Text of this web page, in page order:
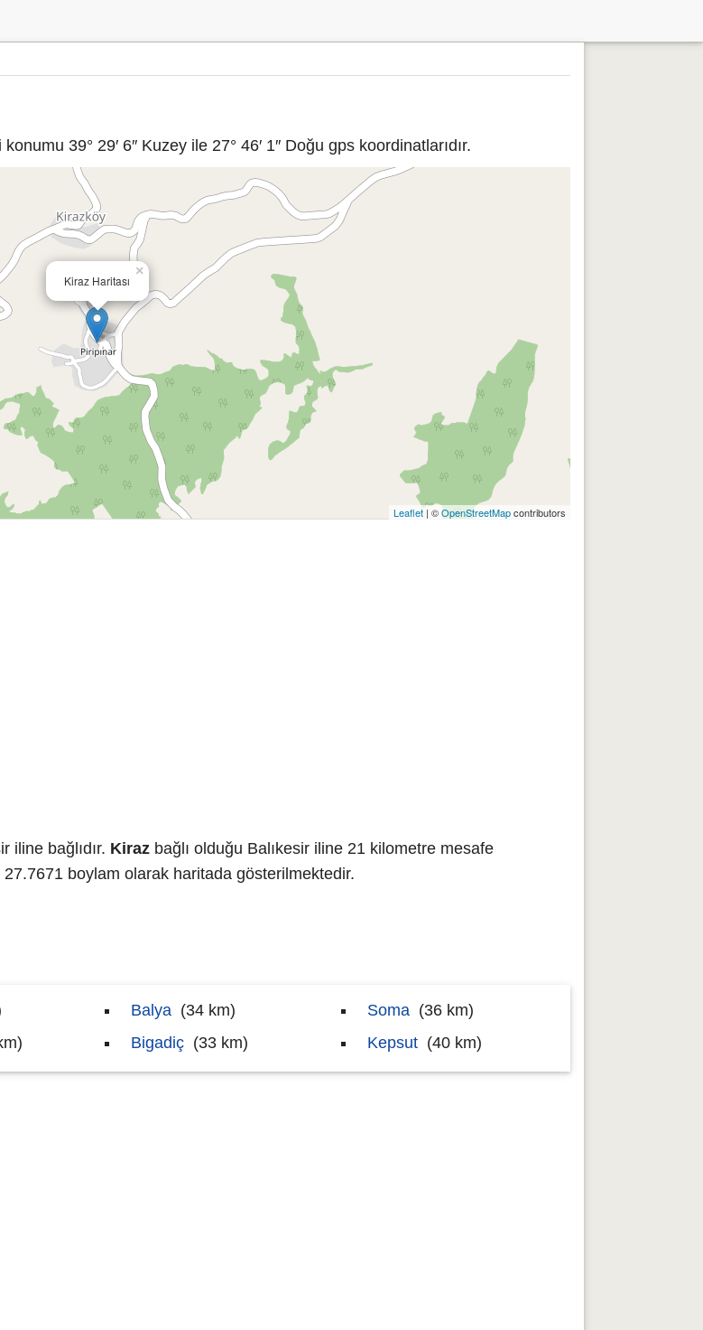
39° 29′ 6″ Kuzey ile 27° 46′ 1″ Doğu gps koordinatlarıdır.
Kiraz Haritası
×
Leaflet | ©OpenStreetMapcontributors
iline bağlıdır. Kiraz bağlı olduğu Balıkesir iline 21 kilometre mesafe
boylam olarak haritada gösterilmektedir.
Balya (34 km)
Bigadiç (33 km)
Soma (36 km)
Kepsut (40 km)